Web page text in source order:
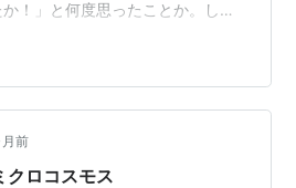
！」と何度思ったことか。しば
まく撮れません。特に顕微鏡で
ることや、スマホと光軸を合わ
しいです。 下の写真で、親エビ
ください。 こんなに小さな稚エ
綺麗なんです。まるで崖の上に
前
クロコスモス